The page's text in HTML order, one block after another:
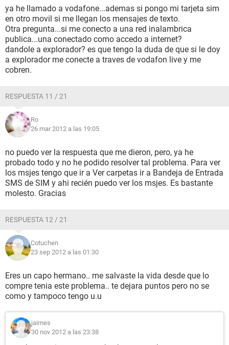
ya he llamado a vodafone...ademas si pongo mi tarjeta sim
en otro movil si me llegan los mensajes de texto.
Otra pregunta...si me conecto a una red inalambrica
publica...una conectado como accedo a internet?
dandole a explorador? es que tengo la duda de que si le doy
a explorador me conecte a traves de vodafon live y me
cobren.
RESPUESTA 11 / 21
Ro
26 mar 2012 a las 19:05
no puedo ver la respuesta que me dieron, pero, ya he
probado todo y no he podido resolver tal problema. Para ver
los msjes tengo que ir a Ver carpetas ir a Bandeja de Entrada
SMS de SIM y ahi recién puedo ver los msjes. Es bastante
molesto. Gracias
RESPUESTA 12 / 21
Cotuchen
23 sep 2012 a las 01:30
Eres un capo hermano.. me salvaste la vida desde que lo
compre tenia este problema.. te dejara puntos pero no se
como y tampoco tengo u.u
jaimes
30 nov 2012 a las 23:38